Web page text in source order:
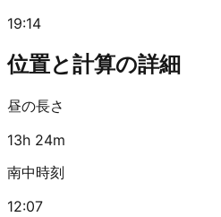
19:14
位置と計算の詳細
昼の長さ
13h 24m
南中時刻
12:07